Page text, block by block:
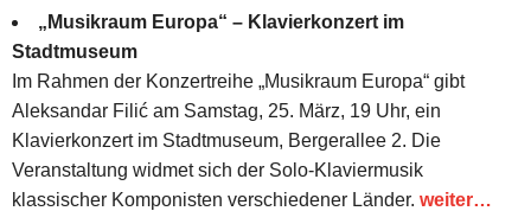
„Musikraum Europa“ – Klavierkonzert im
Stadtmuseum
Im Rahmen der Konzertreihe „Musikraum Europa“ gibt
Aleksandar Filić am Samstag, 25. März, 19 Uhr, ein
Klavierkonzert im Stadtmuseum, Bergerallee 2. Die
Veranstaltung widmet sich der Solo-Klaviermusik
klassischer Komponisten verschiedener Länder. weiter…